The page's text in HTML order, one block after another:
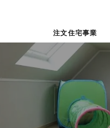
注文住宅事業